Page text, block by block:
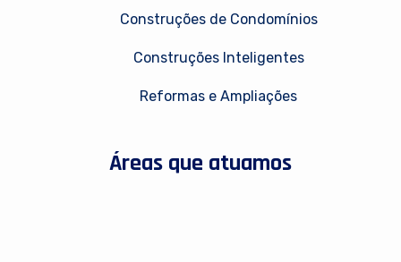
Construções de Condomínios
Construções Inteligentes
Reformas e Ampliações
Áreas que atuamos